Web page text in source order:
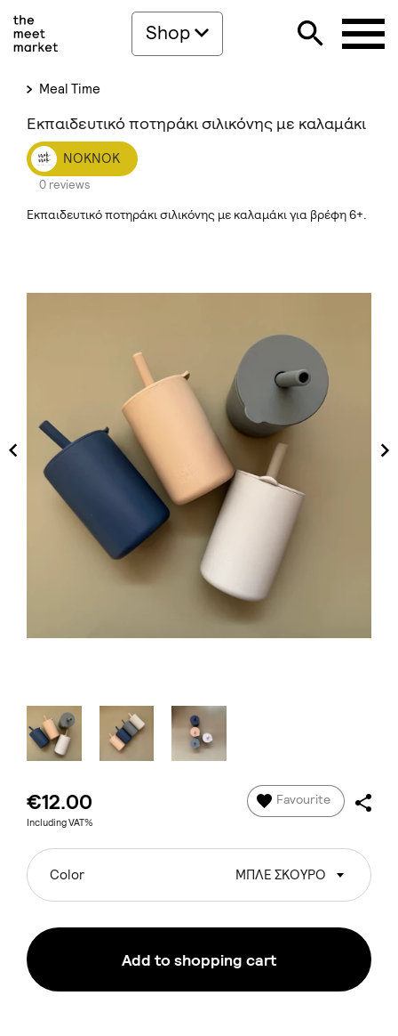
Shop
Meal Time
Εκπαιδευτικό ποτηράκι σιλικόνης με καλαμάκι
NOKNOK
0 reviews
Εκπαιδευτικό ποτηράκι σιλικόνης με καλαμάκι για βρέφη 6+.
€12.00
Including VAT%
Favourite
Color ΜΠΛΕ ΣΚΟΥΡΟ
Add to shopping cart